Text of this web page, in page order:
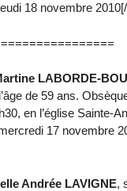
18 novembre
LABORDE-
de 59 ans.
en l’église Sainte-
17 novembre
Andrée LAVIGNE,